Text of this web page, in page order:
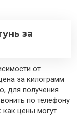
за
от
за килограмм
для получения
по телефону
как цены могут